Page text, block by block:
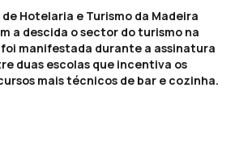
Hotelaria e Turismo da Madeira
a descida o sector do turismo na
manifestada durante a assinatura
duas escolas que incentiva os
mais técnicos de bar e cozinha.